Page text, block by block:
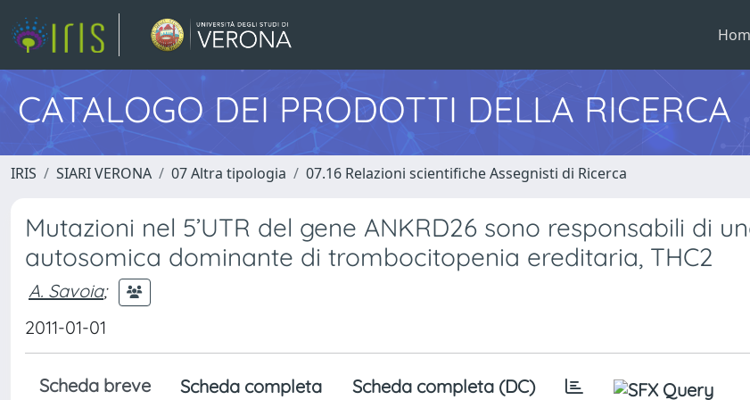
CATALOGO DEI PRODOTTI DELLA RICERCA
IRIS SIARI VERONA 07 Altra tipologia 07.16 Relazioni scientifiche Assegnisti di Ricerca
Mutazioni nel 5’UTR del gene ANKRD26 sono responsabili di
autosomica dominante di trombocitopenia ereditaria, THC2
A. Savoia;
2011-01-01
Scheda breve Scheda completa Scheda completa (DC)